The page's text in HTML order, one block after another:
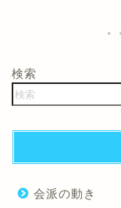
検索
会派の動き